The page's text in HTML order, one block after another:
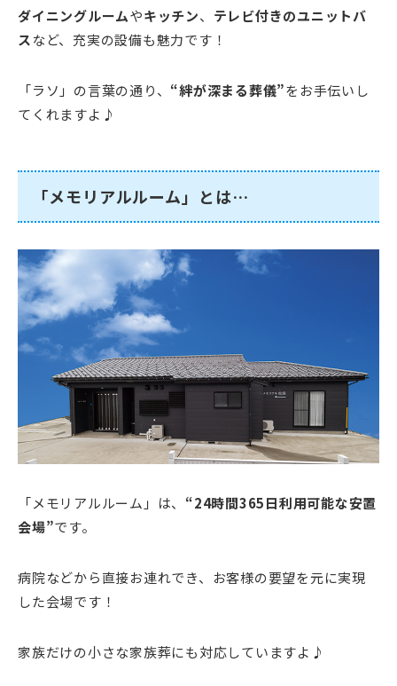
ダイニングルームやキッチン、 テレビ付きのユニットバ
スなど、充実の設備も魅力です！
「ラソ」の言葉の通り、 “絆が深まる葬儀”をお手伝いし
てくれますよ♪
「メモリアルルーム」とは…
「メモリアルルーム」は、 “24時間365日利用可能な安置
会場”です。
病院などから直接お連れでき、お客様の要望を元に実現
した会場です！
家族だけの小さな家族葬にも対応していますよ♪